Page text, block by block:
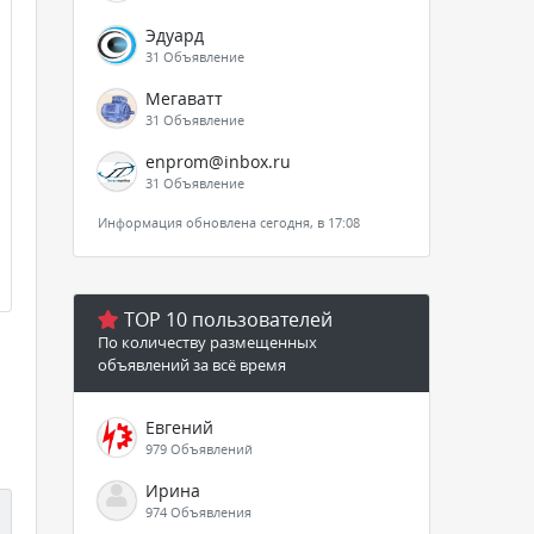
Эдуард
31 Объявление
Мегаватт
31 Объявление
enprom@inbox.ru
31 Объявление
Информация обновлена сегодня, в 17:08
TOP 10 пользователей
По количеству размещенных
объявлений за всё время
Евгений
979 Объявлений
Ирина
974 Объявления